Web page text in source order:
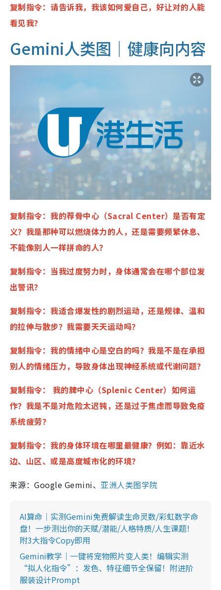
复制指令：请告诉我，我该如何爱自己，好让对的人能
看见我？
Gemini人类图｜健康向内容
复制指令：我的荐骨中心（Sacral Center）是否有定
义？我是那种可以燃烧体力的人，还是需要频繁休息、
不能像别人一样拼命的人？
复制指令：当我过度努力时，身体通常会在哪个部位发
出警讯？
复制指令：我适合爆发性的剧烈运动，还是规律、温和
的拉伸与散步？我需要天天运动吗？
复制指令：我的情绪中心是空白的吗？我是不是在承担
别人的情绪压力，导致身体出现神经系统或代谢问题？
复制指令： 我的脾中心（Splenic Center）如何运
作？我是不是对危险太迟钝，还是过于焦虑而导致免疫
系统疲劳？
复制指令：我的身体环境在哪里最健康？例如：靠近水
边、山区、或是高度城市化的环境？
来源：Google Gemini、亚洲人类图学院
AI算命｜实测Gemini免费解读生命灵数/彩虹数字命
盘！一步测出你的天赋/潜能/人格特质/人生课题！
附3大指令Copy即用
Gemini教学｜一键将宠物照片变人类！编辑实测
“拟人化指令”：发色、特征细节全保留！附进阶
服装设计Prompt